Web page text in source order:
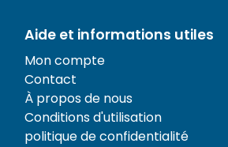
Aide et informations utiles
Mon compte
Contact
À propos de nous
Conditions d'utilisation
politique de confidentialité